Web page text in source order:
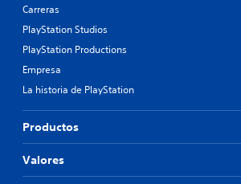
Carreras
PlayStation Studios
PlayStation Productions
Empresa
La historia de PlayStation
Productos
Valores